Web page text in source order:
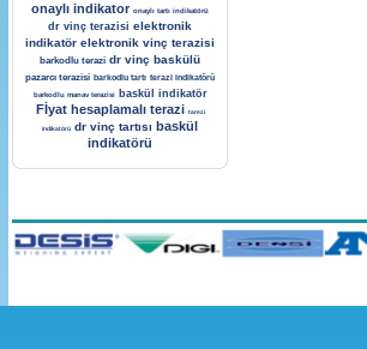
onaylı indikator onaylı tartı indikatörü
dr vinç terazisi elektronik
indikatör elektronik vinç terazisi
barkodlu terazi dr vinç baskülü
pazarcı terazisi barkodlu tartı terazi indikatörü
barkodlu manav terazisi baskül indikatör
Fİyat hesaplamalı terazi tarezi
indikatörü dr vinç tartısı baskül
indikatörü